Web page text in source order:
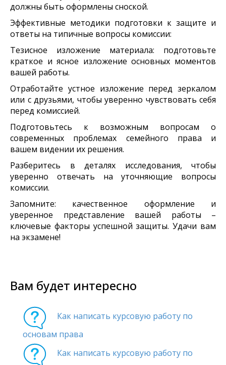
должны быть оформлены сноской.
Эффективные методики подготовки к защите и
ответы на типичные вопросы комиссии:
Тезисное изложение материала: подготовьте
краткое и ясное изложение основных моментов
вашей работы.
Отработайте устное изложение перед зеркалом
или с друзьями, чтобы уверенно чувствовать себя
перед комиссией.
Подготовьтесь к возможным вопросам о
современных проблемах семейного права и
вашем видении их решения.
Разберитесь в деталях исследования, чтобы
уверенно отвечать на уточняющие вопросы
комиссии.
Запомните: качественное оформление и
уверенное представление вашей работы –
ключевые факторы успешной защиты. Удачи вам
на экзамене!
Вам будет интересно
Как написать курсовую работу по
основам права
Как написать курсовую работу по